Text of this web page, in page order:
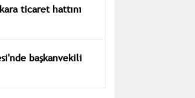
ticaret hattını
başkanvekili